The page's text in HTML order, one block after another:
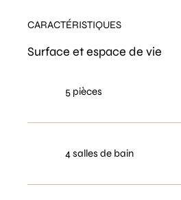
Surface et espace de vie
CARACTÉRISTIQUES
5 pièces
4 salles de bain